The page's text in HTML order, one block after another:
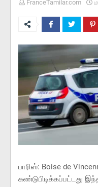
FranceTamilar.com
பாரிஸ்: Boise de
கண்டுபிடிக்கப்பட்டது